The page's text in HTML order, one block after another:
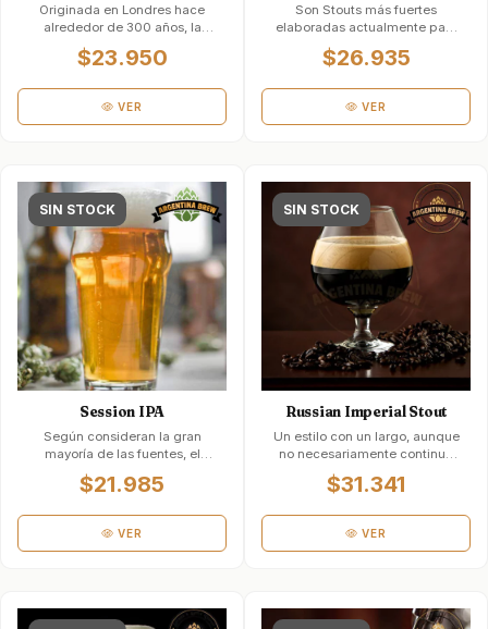
Originada en Londres hace
alrededor de 300 años, la
Porter evolucionó a partir de
una más te…
$23.950
VER
Son Stouts más fuertes
elaboradas actualmente para
los mercados de exportación.
S…
$26.935
VER
SIN STOCK
Session IPA
Según consideran la gran
mayoría de las fuentes, el
origen de esta
denominaci&oac…
$21.985
VER
SIN STOCK
Russian Imperial Stout
Un estilo con un largo, aunque
no necesariamente continuo
patrimonio. Sus raíces se
extienden …
$31.341
VER